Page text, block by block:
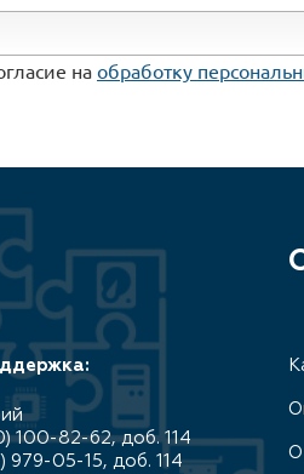
на обработку
100-82-62, доб. 114
979-05-15, доб. 114
О